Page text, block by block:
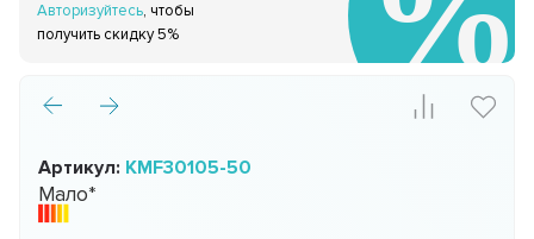
Авторизуйтесь, чтобы
получить скидку 5%
Артикул: KMF30105-50
Мало*